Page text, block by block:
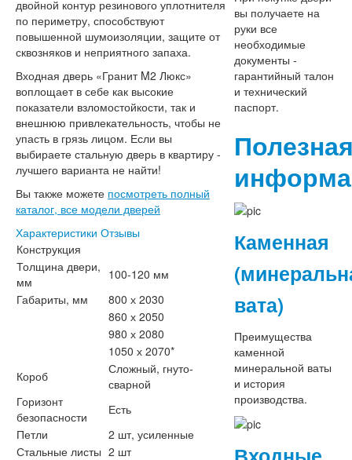
двойной контур резинового уплотнителя
по периметру, способствуют
повышенной шумоизоляции, защите от
сквозняков и неприятного запаха.
Входная дверь «Гранит M2 Люкс»
воплощает в себе как высокие
показатели взломостойкости, так и
внешнюю привлекательность, чтобы не
упасть в грязь лицом. Если вы
выбираете стальную дверь в квартиру -
лучшего варианта не найти!
Вы также можете посмотреть полный
каталог, все модели дверей
Характеристики Отзывы
Конструкция
Толщина двери,
мм
100-120 мм
Габариты, мм
800 х 2030
860 х 2050
980 х 2080
1050 х 2070*
Короб
Сложный, гнуто-
сварной
Горизонт
безопасности
Есть
Петли
2 шт, усиленные
Стальные листы 2 шт
вы получаете на
руки все
необходимые
документы -
гарантийный талон
и технический
паспорт.
Каменная
вата)
Преимущества
каменной
минеральной ваты
и история
производства.